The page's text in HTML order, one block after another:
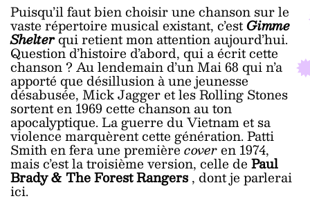
Puisqu’il faut bien choisir une chanson sur le
vaste répertoire musical existant, c’estGimme
Shelterqui retient mon attention aujourd’hui.
Question d’histoire d’abord, qui a écrit cette
chanson ? Au lendemain d’un Mai 68 qui n’a
apporté que désillusion à une jeunesse
désabusée, Mick Jagger et les Rolling Stones
sortent en 1969 cette chanson au ton
apocalyptique. La guerre du Vietnam et sa
violence marquèrent cette génération. Patti
Smith en fera une premièrecoveren 1974,
mais c’est la troisième version, celle dePaul
Brady & The Forest Rangers, dont je parlerai
ici.